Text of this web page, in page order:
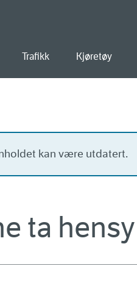
Trafikk Kjøretøy
kan være utdatert.
ta